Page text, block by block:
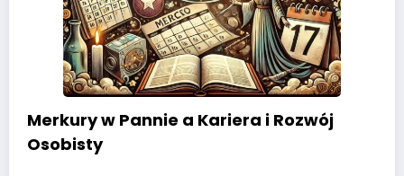
Merkury w Pannie a Kariera i Rozwój
Osobisty